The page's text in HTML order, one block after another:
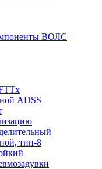
ВОЛС
ADSS
тип-8